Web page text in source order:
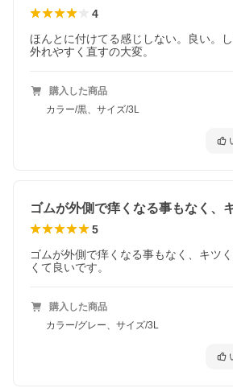
グレー
4
ほんとに付けてる感じしない。良い。
外れやすく直すの大変。
購入した商品
カラー/黒、サイズ/3L
5
ゴムが外側で痒くなる事もなく、キツ
くて良いです。
購入した商品
カラー/グレー、サイズ/3L